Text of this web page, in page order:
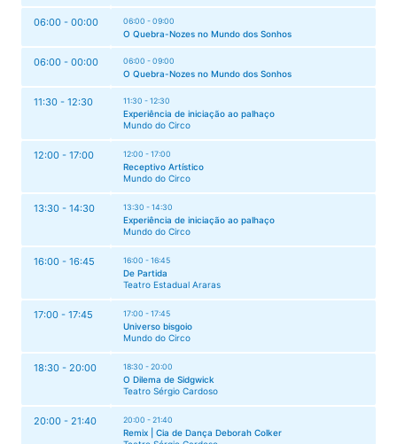
06:00 - 00:00 06:00 - 09:00
O Quebra-Nozes no Mundo dos Sonhos
06:00 - 00:00 06:00 - 09:00
O Quebra-Nozes no Mundo dos Sonhos
11:30 - 12:30 11:30 - 12:30
Experiência de iniciação ao palhaço
Mundo do Circo
12:00 - 17:00 12:00 - 17:00
Receptivo Artístico
Mundo do Circo
13:30 - 14:30 13:30 - 14:30
Experiência de iniciação ao palhaço
Mundo do Circo
16:00 - 16:45 16:00 - 16:45
De Partida
Teatro Estadual Araras
17:00 - 17:45 17:00 - 17:45
Universo bisgoio
Mundo do Circo
18:30 - 20:00 18:30 - 20:00
O Dilema de Sidgwick
Teatro Sérgio Cardoso
20:00 - 21:40 20:00 - 21:40
Remix | Cia de Dança Deborah Colker